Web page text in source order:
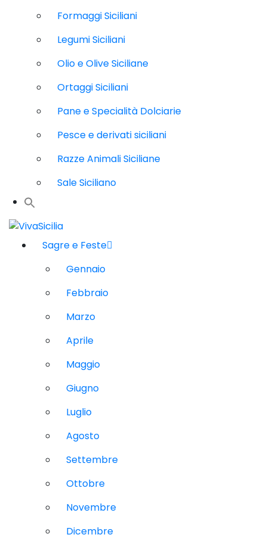
Formaggi Siciliani
Legumi Siciliani
Olio e Olive Siciliane
Ortaggi Siciliani
Pane e Specialità Dolciarie
Pesce e derivati siciliani
Razze Animali Siciliane
Sale Siciliano
Sagre e Feste
Gennaio
Febbraio
Marzo
Aprile
Maggio
Giugno
Luglio
Agosto
Settembre
Ottobre
Novembre
Dicembre